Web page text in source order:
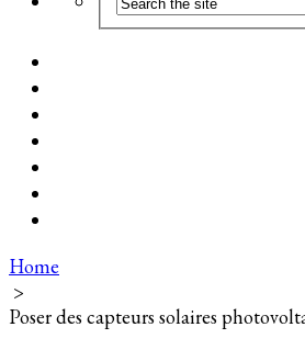
Home
>
Poser des capteurs solaires